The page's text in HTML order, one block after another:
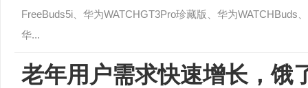
FreeBuds5i、华为WATCHGT3Pro珍藏版、华为
华...
老年用户需求快速增长，饿